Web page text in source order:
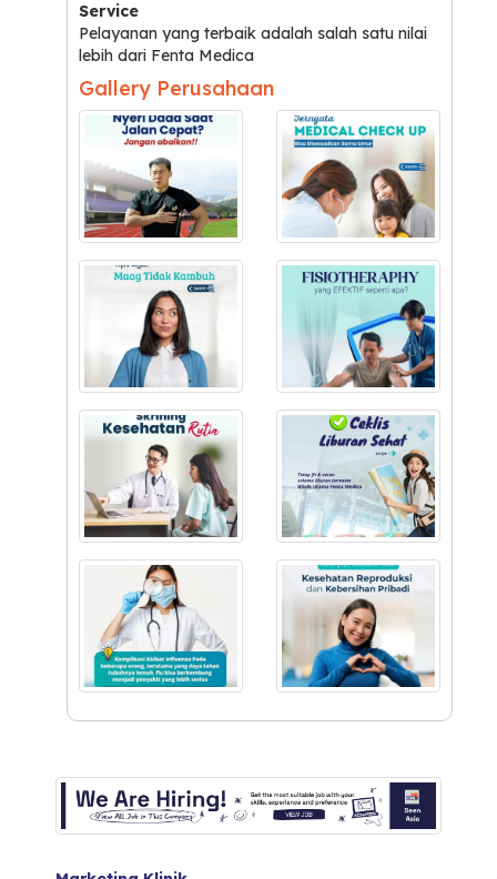
Service
Pelayanan yang terbaik adalah salah satu nilai
lebih dari Fenta Medica
Gallery Perusahaan